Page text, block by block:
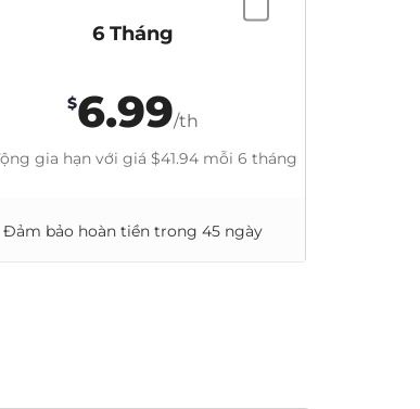
6 Tháng
$6.99/th
gia hạn với giá $41.94 mỗi 6 tháng
Đảm bảo hoàn tiền trong 45 ngày